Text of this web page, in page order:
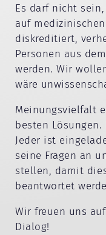
Es darf nicht
auf
diskreditiert,
Personen aus
werden. Wir
wäre
Meinungsvielfalt
besten
Jeder ist
seine Fragen an
stellen, damit
beantwortet
Wir freuen uns
Dialog!